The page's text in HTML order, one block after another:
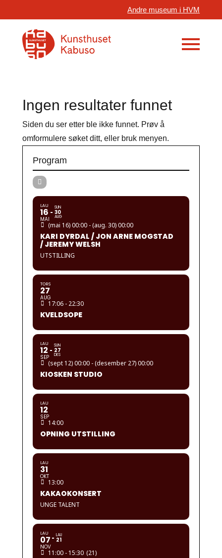
Andre museum i HVM
Ingen resultater funnet
Siden du ser etter ble ikke funnet. Prøv å
omformulere søket ditt, eller bruk menyen.
Program
LAU
16
MAI
SUN
30
AUG
(mai 16) 00:00 - (aug. 30) 00:00
KARI DYRDAL / JON ARNE MOGSTAD
/ JEREMY WELSH
UTSTILLING
TORS
27
AUG
17:06 - 22:30
KVELDSOPE
LAU
12
SEP
SUN
27
DES
(sept 12) 00:00 - (desember 27) 00:00
KIOSKEN STUDIO
LAU
12
SEP
14:00
OPNING UTSTILLING
LAU
31
OKT
13:00
KAKAOKONSERT
UNGE TALENT
LAU
07
NOV
LAU
21
11:00 - 15:30 (21)